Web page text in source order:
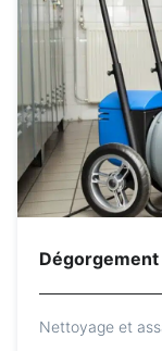
Nettoyage et